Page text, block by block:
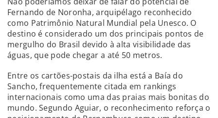
Fernando de Noronha, arquipélago reconhecido
como Patrimônio Natural Mundial pela Unesco. O
destino é considerado um dos principais pontos de
mergulho do Brasil devido à alta visibilidade das
águas, que pode chegar a até 50 metros.
Entre os cartões-postais da ilha está a Baía do
Sancho, frequentemente citada em rankings
internacionais como uma das praias mais bonitas do
mundo. Segundo Aguiar, o reconhecimento reforça o